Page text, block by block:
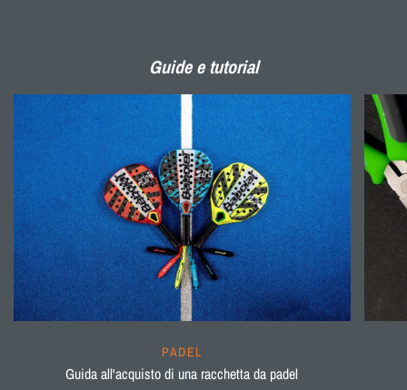
Guide e tutorial
PADEL
Guida all'acquisto di una racchetta da padel